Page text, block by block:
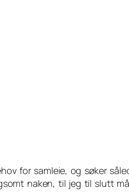
for samleie, og søker
naken, til jeg til slutt